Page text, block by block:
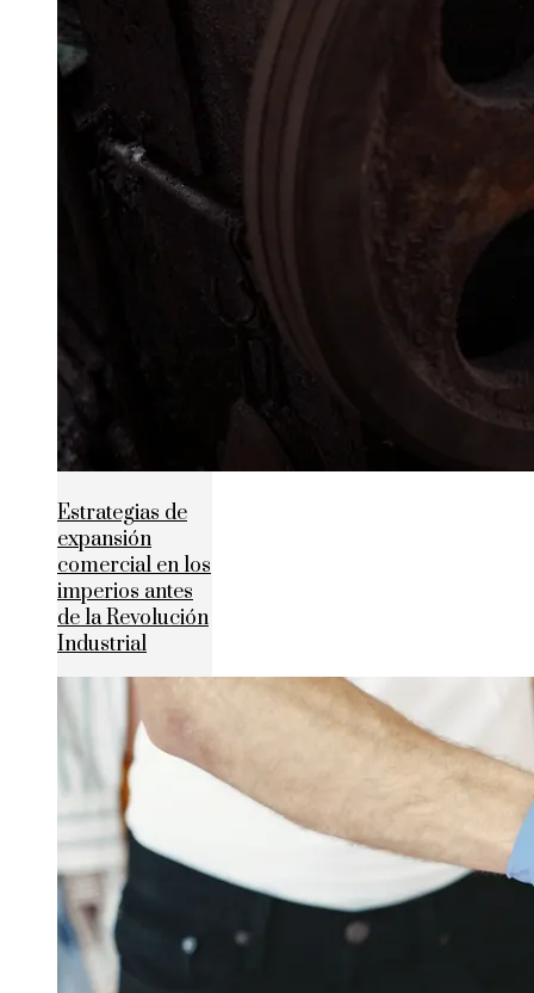
Estrategias de
expansión
comercial en los
imperios antes
de la Revolución
Industrial